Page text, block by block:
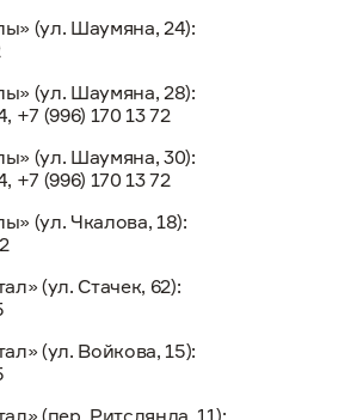
(ул. Шаумяна, 24):
(ул. Шаумяна, 28):
+7 (996) 170 13 72
(ул. Шаумяна, 30):
+7 (996) 170 13 72
(ул. Чкалова, 18):
(ул. Стачек, 62):
(ул. Войкова, 15):
(пер. Ритслянда, 11):